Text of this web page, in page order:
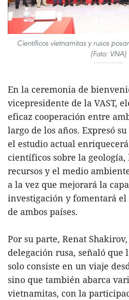
Científicos vietnamitas y rusos
(Foto: VNA)
En la ceremonia de
vicepresidente de la VAST,
eficaz cooperación entre
largo de los años. Expresó
el estudio actual
científicos sobre la geología,
recursos y el medio
a la vez que mejorará la
investigación y fomentará
de ambos países.
Por su parte, Renat
delegación rusa, señaló que
solo consiste en un viaje
sino que también abarca
vietnamitas, con la